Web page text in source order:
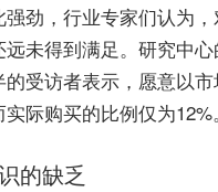
强劲，行业专家们认为
远未得到满足。研究中
的受访者表示，愿意以
际购买的比例仅为12%。
的缺乏